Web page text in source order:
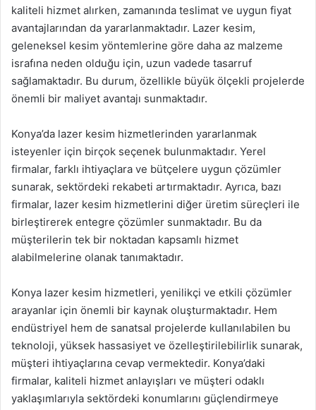
kaliteli hizmet alırken, zamanında teslimat ve uygun fiyat
avantajlarından da yararlanmaktadır. Lazer kesim,
geleneksel kesim yöntemlerine göre daha az malzeme
israfına neden olduğu için, uzun vadede tasarruf
sağlamaktadır. Bu durum, özellikle büyük ölçekli projelerde
önemli bir maliyet avantajı sunmaktadır.
Konya’da lazer kesim hizmetlerinden yararlanmak
isteyenler için birçok seçenek bulunmaktadır. Yerel
firmalar, farklı ihtiyaçlara ve bütçelere uygun çözümler
sunarak, sektördeki rekabeti artırmaktadır. Ayrıca, bazı
firmalar, lazer kesim hizmetlerini diğer üretim süreçleri ile
birleştirerek entegre çözümler sunmaktadır. Bu da
müşterilerin tek bir noktadan kapsamlı hizmet
alabilmelerine olanak tanımaktadır.
Konya lazer kesim hizmetleri, yenilikçi ve etkili çözümler
arayanlar için önemli bir kaynak oluşturmaktadır. Hem
endüstriyel hem de sanatsal projelerde kullanılabilen bu
teknoloji, yüksek hassasiyet ve özelleştirilebilirlik sunarak,
müşteri ihtiyaçlarına cevap vermektedir. Konya’daki
firmalar, kaliteli hizmet anlayışları ve müşteri odaklı
yaklaşımlarıyla sektördeki konumlarını güçlendirmeye